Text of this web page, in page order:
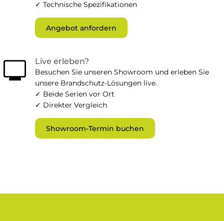
✓ Technische Spezifikationen
Angebot anfordern
monitor Live erleben?
Besuchen Sie unseren Showroom und erleben Sie
unsere Brandschutz-Lösungen live.
✓ Beide Serien vor Ort
✓ Direkter Vergleich
Showroom-Termin buchen